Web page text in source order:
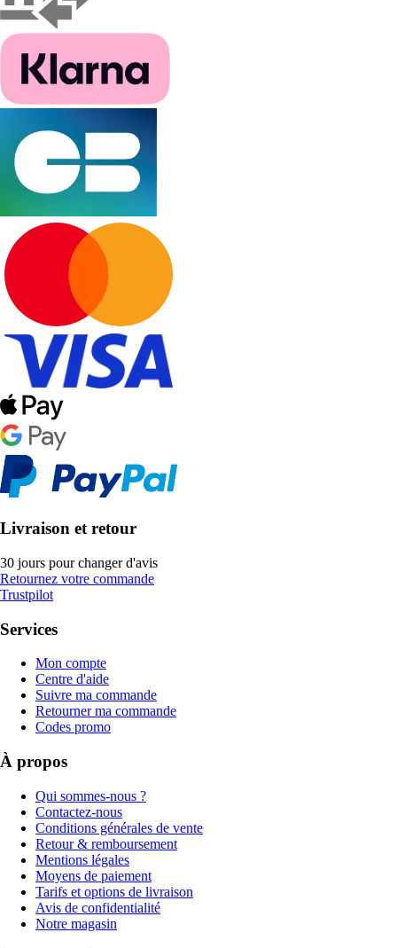
Livraison et retour
30 jours pour changer d'avis
Retournez votre commande
Trustpilot
Services
Mon compte
Centre d'aide
Suivre ma commande
Retourner ma commande
Codes promo
À propos
Qui sommes-nous ?
Contactez-nous
Conditions générales de vente
Retour & remboursement
Mentions légales
Moyens de paiement
Tarifs et options de livraison
Avis de confidentialité
Notre magasin